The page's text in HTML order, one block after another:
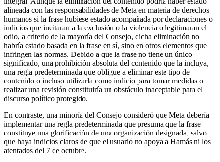
alineada con las responsabilidades de Meta en materia de derechos
humanos si la frase hubiese estado acompañada por declaraciones o
indicios que incitaran a la exclusión o la violencia o legitimaran el
odio, a criterio de la mayoría del Consejo, dicha eliminación no
habría estado basada en la frase en sí, sino en otros elementos que
infringen las normas. Debido a que la frase no tiene un único
significado, una prohibición absoluta del contenido que la incluya,
una regla predeterminada que obligue a eliminar este tipo de
contenido o incluso utilizarla como indicio para tomar medidas o
realizar una revisión constituiría un obstáculo inaceptable para el
discurso político protegido.
En contraste, una minoría del Consejo consideró que Meta debería
implementar una regla predeterminada que presuma que la frase
constituye una glorificación de una organización designada, salvo
que haya indicios claros de que el usuario no apoya a Hamás ni los
atentados del 7 de octubre.